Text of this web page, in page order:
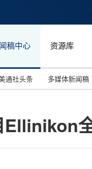
稿中心 资源库
通社头条 多媒体新闻稿
Ellinikon